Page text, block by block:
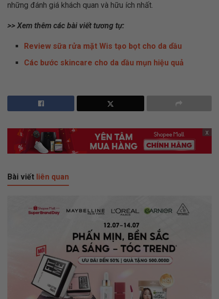
những đánh giá khách quan và hữu ích nhất.
>> Xem thêm các bài viết tương tự:
Review sữa rửa mặt Wis tạo bọt cho da dầu
Các bước skincare cho da dầu mụn hiệu quả
x
Bài viết liên quan